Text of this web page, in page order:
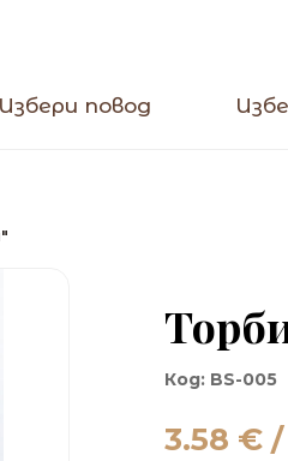
Избери повод
Код: BS-005
3.58 € /